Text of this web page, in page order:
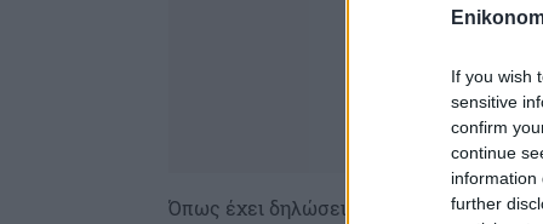
If you wish
sensitive
confirm
continue
information
further
Όπως έχει δηλώσει το υπουργείο